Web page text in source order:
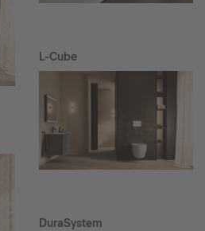
L-Cube
DuraSystem